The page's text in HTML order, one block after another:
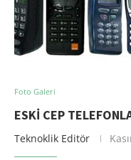
Foto Galeri
ESKI CEP
Teknoklik Editör